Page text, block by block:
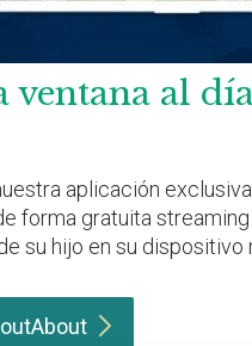
ventana al
aplicación
forma gratuita
su hijo en su dispositivo